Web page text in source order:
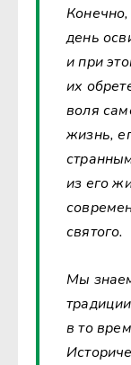
день
и при
их
воля
жизнь,
из его
святого.
Мы
в то